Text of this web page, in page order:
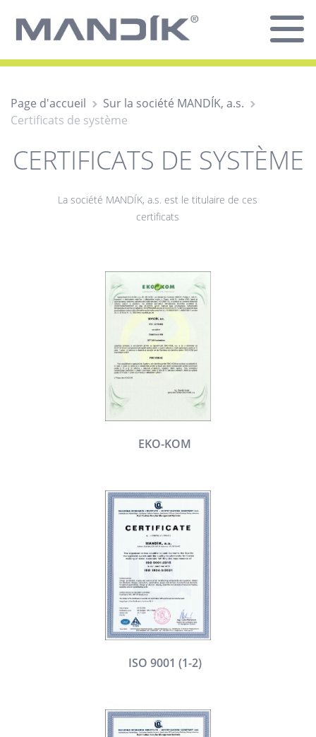
Page d'accueil
Sur la société MANDÍK, a.s.
Certificats de système
CERTIFICATS DE SYSTÈME
La société MANDÍK, a.s. est le titulaire de ces
certificats
EKO-KOM
ISO 9001 (1-2)